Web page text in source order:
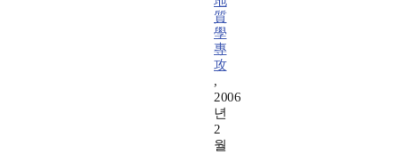
質
學
專
攻
,
2006
년
2
월